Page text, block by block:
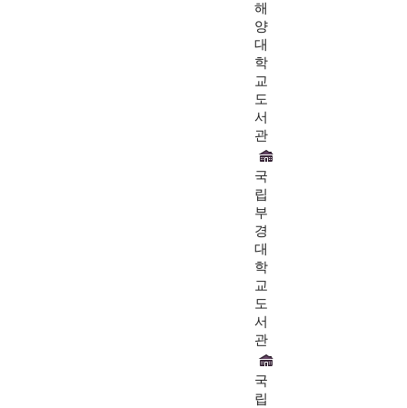
해
양
대
학
교
도
서
관
국
립
부
경
대
학
교
도
서
관
국
립